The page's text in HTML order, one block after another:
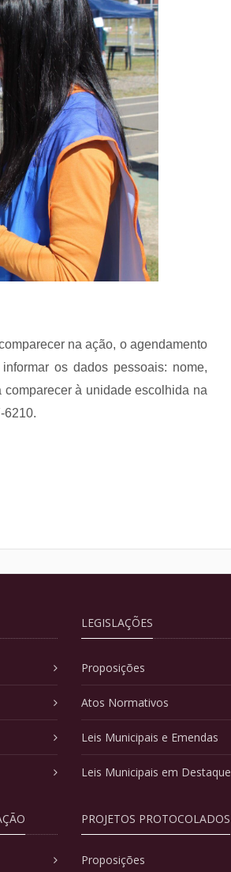
na ação, o agendamento
os dados pessoais: nome,
à unidade escolhida na
6210.
LEGISLAÇÕES
Proposições
Atos Normativos
Leis Municipais e Emendas
Leis Municipais em Destaque
PROJETOS PROTOCOLADOS
Proposições